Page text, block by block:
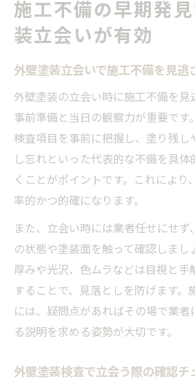
施工不備の早期発
装立会いが有効
外壁塗装立会いで施工不備を見逃
外壁塗装の立会い時に施工不備を見
事前準備と当日の観察力が重要です
検査項目を事前に把握し、塗り残し
し忘れといった代表的な不備を具
くことがポイントです。これにより
率的かつ的確になります。
また、立会い時には業者任せにせ
の状態や塗装面を触って確認しまし
厚みや光沢、色ムラなどは目視と
することで、見落としを防げます。
には、疑問点があればその場で業者
る説明を求める姿勢が大切です。
外壁塗装検査で立会う際の確認チ